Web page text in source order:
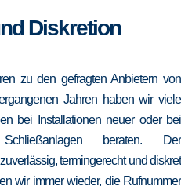
Diskretion
zu den gefragten Anbietern von
Jahren haben wir viele
bei Installationen neuer oder bei
beraten. Der
termingerecht und diskret
wir immer wieder, die Rufnummer